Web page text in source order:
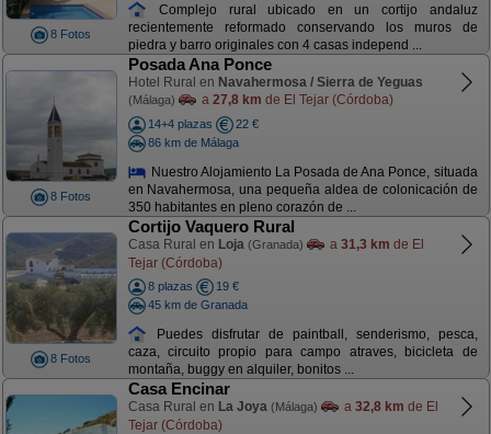
8 Fotos
Complejo rural ubicado en un cortijo andaluz
recientemente reformado conservando los muros de
piedra y barro originales con 4 casas independ ...
8 Fotos
Posada Ana Ponce
Hotel Rural en Navahermosa / Sierra de Yeguas
(Málaga) a 27,8 km de El Tejar (Córdoba)
14+4 plazas
22 €
86 km de Málaga
Nuestro Alojamiento La Posada de Ana Ponce, situada
en Navahermosa, una pequeña aldea de colonicación de
350 habitantes en pleno corazón de ...
8 Fotos
Cortijo Vaquero Rural
Casa Rural en Loja (Granada) a 31,3 km de El
Tejar (Córdoba)
8 plazas
19 €
45 km de Granada
Puedes disfrutar de paintball, senderismo, pesca,
caza, circuito propio para campo atraves, bicicleta de
montaña, buggy en alquiler, bonitos ...
Casa Encinar
Casa Rural en La Joya (Málaga) a 32,8 km de El
Tejar (Córdoba)